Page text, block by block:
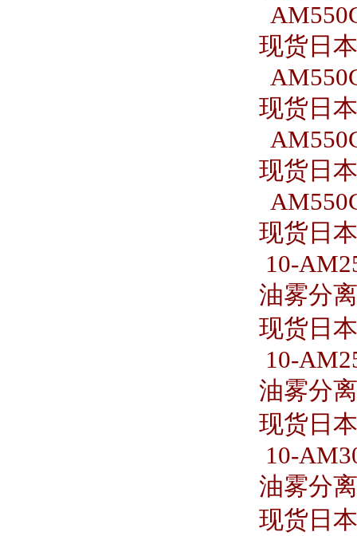
现货日
现货日
现货日
现货日
10-
油雾分
现货日
10-
油雾分
现货日
10-
油雾分
现货日